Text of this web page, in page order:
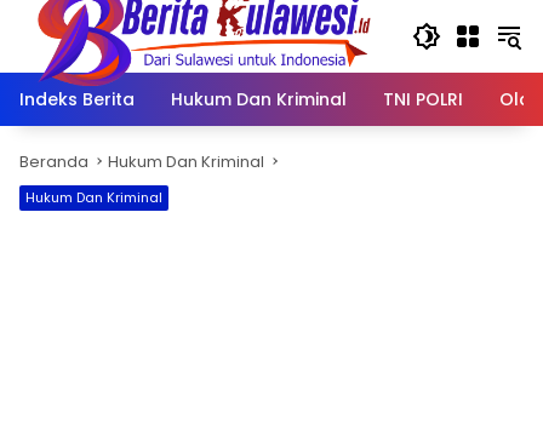
Langsung
konten
Indeks Berita
Hukum Dan Kriminal TNI POLRI
Beranda Hukum Dan Kriminal
Hukum Dan Kriminal